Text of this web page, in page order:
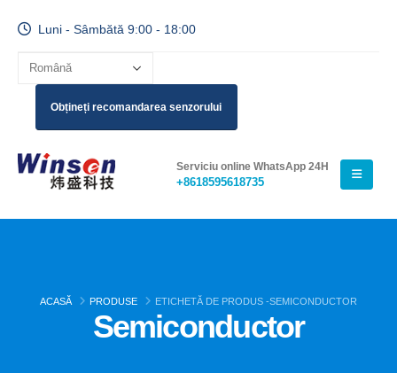
Luni - Sâmbătă 9:00 - 18:00
Obțineți recomandarea senzorului
Serviciu online WhatsApp 24H
+8618595618735
ACASĂ PRODUSE ETICHETĂ DE PRODUS -SEMICONDUCTOR
Semiconductor